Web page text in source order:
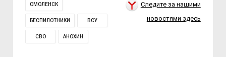
СМОЛЕНСК
БЕСПИЛОТНИКИ ВСУ
СВО АНОХИН
Следите за нашими
новостями здесь